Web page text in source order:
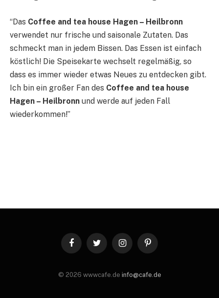
“Das Coffee and tea house Hagen – Heilbronn
verwendet nur frische und saisonale Zutaten. Das
schmeckt man in jedem Bissen. Das Essen ist einfach
köstlich! Die Speisekarte wechselt regelmäßig, so
dass es immer wieder etwas Neues zu entdecken gibt.
Ich bin ein großer Fan des Coffee and tea house
Hagen – Heilbronn und werde auf jeden Fall
wiederkommen!”
FacebookTwitter InstagramPinterest
© 2026 wwwcafe.de info@cafe.de